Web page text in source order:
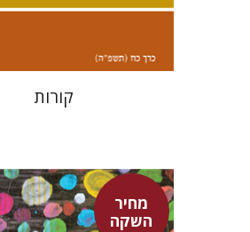
$42
$38
קורות
מחיר
השקה